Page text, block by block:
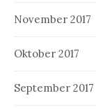
November 2017
Oktober 2017
September 2017